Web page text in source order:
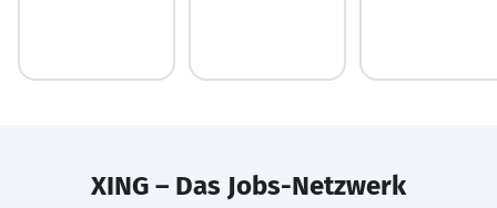
XING – Das Jobs-Netzwerk